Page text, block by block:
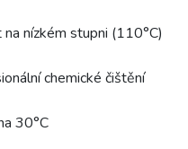
na nízkém stupni (110°C)
chemické čištění
30°C